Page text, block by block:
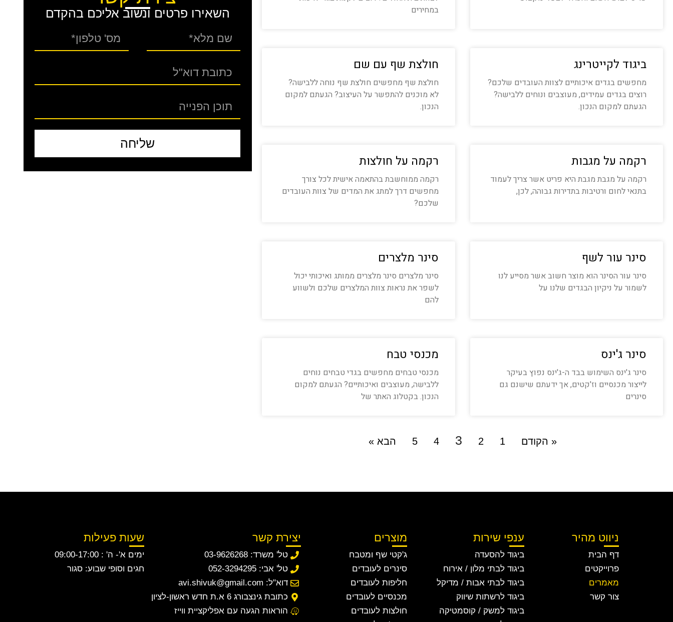
במחירים
ביגוד לקייטרינג
מחפשים בגדים איכותיים לצוות העובדים שלכם?
רוצים בגדים עמידים, מעוצבים ונוחים ללבישה?
הגעתם למקום הנכון.
חולצת שף עם שם
חולצת שף מחפשים חולצת שף נוחה ללבישה?
לא מוכנים להתפשר על העיצוב? הגעתם למקום
הנכון.
רקמה על מגבות
רקמה על מגבת מגבת היא פריט אשר צריך לעמוד
בתנאי לחום ורטיבות בתדירות גבוהה, לכן,
רקמה על חולצות
רקמה ממוחשבת בהתאמה אישית לכל צורך
מחפשים דרך למתג את המדים של צוות העובדים
שלכם?
סינר עור לשף
סינר עור הסינר הוא מוצר חשוב אשר מסייע לנו
לשמור על ניקיון הבגדים שלנו על
סינר מלצרים
סינר מלצרים סינר מלצרים ממותג ואיכותי יכול
לשפר את נראות צוות המלצרים שלכם ולשווע
להם
סינר ג'ינס
סינר ג'ינס השימוש בבד ה-ג'ינס נפוץ בעיקר
לייצור מכנסיים וז'קטים, אך ידעתם שישנם גם
סינרים
מכנסי טבח
מכנסי טבחים מחפשים בגדי טבחים נוחים
ללבישה, מעוצבים ואיכותיים? הגעתם למקום
הנכון. בקטלוג האתר של
« הקודם 1
2
3
4
5 הבא »
השאירו פרטים ונשוב אליכם בהקדם
שליחה
ניווט מהיר
דף הבית
פרוייקטים
מאמרים
צור קשר
ענפי שירות
ביגוד להסעדה
ביגוד לבתי מלון / אירוח
ביגוד לבתי אבות / מדיקל
ביגוד לרשתות שיווק
ביגוד למשק / קוסמטיקה
מוצרים
ג'קטי שף ומטבח
סינרים לעובדים
חליפות לעובדים
מכנסיים לעובדים
חולצות לעובדים
יצירת קשר
טל' משרד: 03-9626268
טל' אבי: 052-3294295‏
דוא"ל: avi.shivuk@gmail.com
כתובת גינצבורג 6 א.ת חדש ראשון-לציון
הוראות הגעה עם אפליקציית ווייז
שעות פעילות
ימים א'- ה' : 09:00-17:00
חגים וסופי שבוע: סגור